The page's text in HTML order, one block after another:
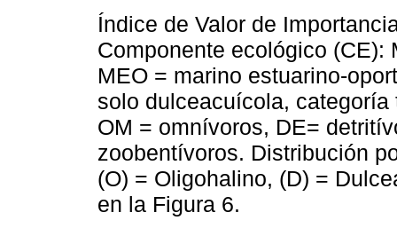
Índice de Valor de
Componente ecológico (CE):
MEO = marino estuarino-
solo dulceacuícola,
OM = omnívoros, DE=
zoobentívoros. Distribución
(O) = Oligohalino, (D) =
en la Figura 6.